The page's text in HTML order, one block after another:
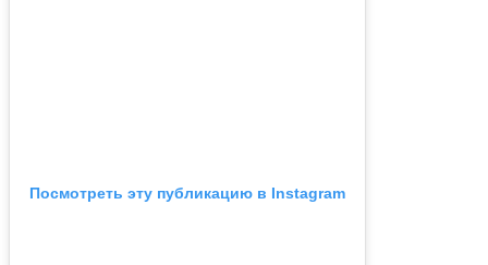
Посмотреть эту публикацию в Instagram